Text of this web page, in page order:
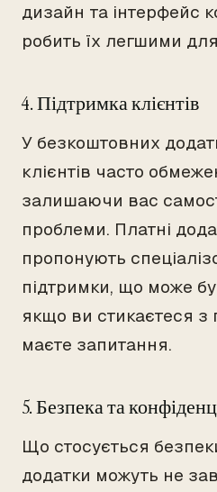
дизайн та інтерфейс
робить їх легшими для
4. Підтримка клієнтів
У безкоштовних
клієнтів часто
залишаючи вас
проблеми. Платні
пропонують
підтримки, що може
якщо ви стикаєтеся
маєте запитання.
5. Безпека та
Що стосується
додатки можуть не